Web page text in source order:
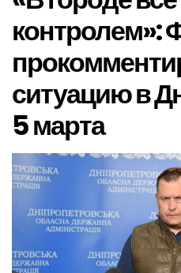
контролем»:
ситуацию в
5 марта